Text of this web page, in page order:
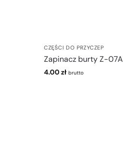
CZĘŚCI DO PRZYCZEP
Zapinacz burty Z-07A
4.00zł brutto